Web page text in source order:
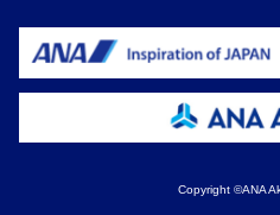
Copyright ©ANA